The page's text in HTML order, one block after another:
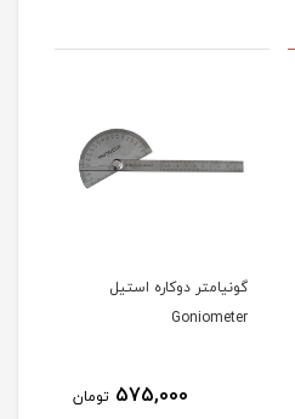
گونیامتر دوکاره استیل
Goniometer
575,000 تومان